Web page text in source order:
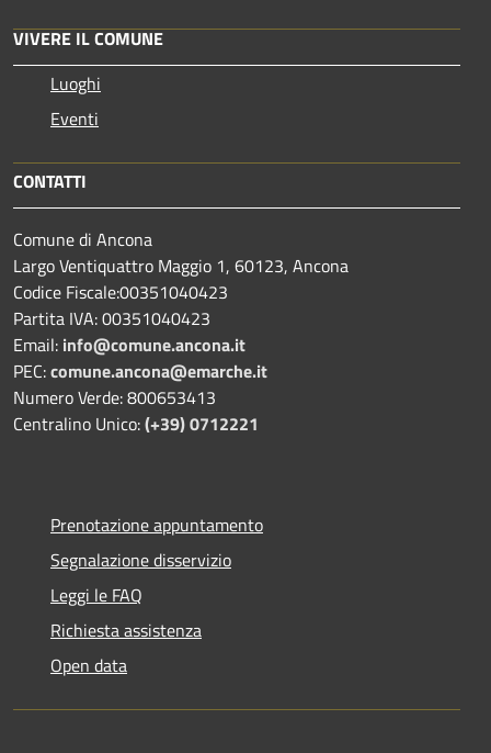
VIVERE IL COMUNE
Luoghi
Eventi
CONTATTI
Comune di Ancona
Largo Ventiquattro Maggio 1, 60123, Ancona
Codice Fiscale:00351040423
Partita IVA: 00351040423
Email: info@comune.ancona.it
PEC:comune.ancona@emarche.it
Numero Verde: 800653413
Centralino Unico:(+39) 0712221
Prenotazione appuntamento
Segnalazione disservizio
Leggi le FAQ
Richiesta assistenza
Open data